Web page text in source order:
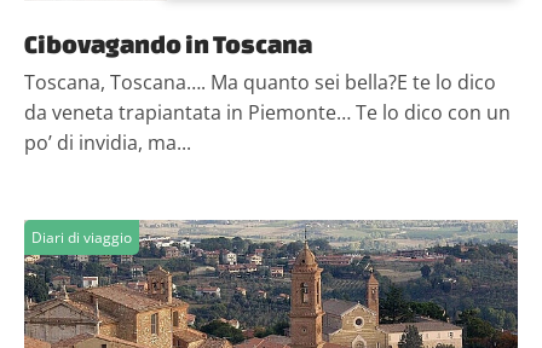
Cibovagando in Toscana
Toscana, Toscana…. Ma quanto sei bella?E te lo dico
da veneta trapiantata in Piemonte… Te lo dico con un
po’ di invidia, ma...
Diari di viaggio